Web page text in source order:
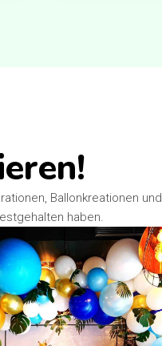
Ballonkreationen und
haben.